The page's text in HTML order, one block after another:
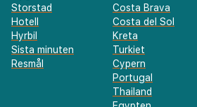
Storstad
Hotell
Hyrbil
Sista minuten
Resmål
Costa Brava
Costa del Sol
Kreta
Turkiet
Cypern
Portugal
Thailand